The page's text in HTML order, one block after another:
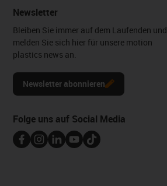
Newsletter
Bleiben Sie immer auf dem Laufenden und
melden Sie sich hier für unsere motion
plastics news an.
Newsletter abonnieren
Folge uns auf Social Media